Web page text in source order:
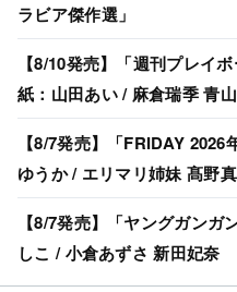
ラビア傑作選」
【8/10発売】「週刊プレイ
紙：山田あい / 麻倉瑞季 青
【8/7発売】「FRIDAY
ゆうか / エリマリ姉妹 髙野
【8/7発売】「ヤングガン
しこ / 小倉あずさ 新田妃奈